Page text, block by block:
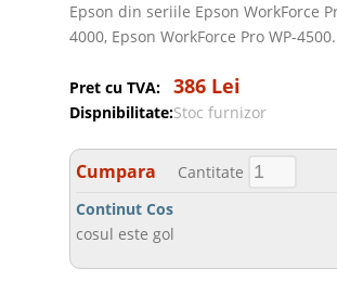
Epson din seriile Epson WorkForce
4000, Epson WorkForce Pro WP-4500.
Pret cu TVA: 386 Lei
Dispnibilitate:Stoc furnizor
Cumpara
Cantitate
Continut Cos
cosul este gol